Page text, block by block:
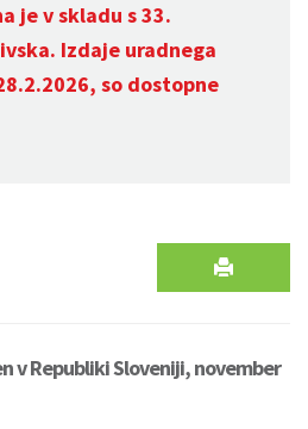
je v skladu s 33.
Izdaje uradnega
so dostopne
v Republiki Sloveniji, november